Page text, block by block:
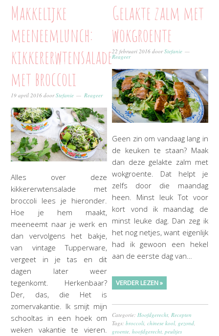
Makkelijke
meeneemlunch:
kikkererwtensalade
met broccoli
19 april 2016 doorStefanie Reageer
Alles over deze
kikkererwtensalade met
broccoli lees je hieronder.
Hoe je hem maakt,
meeneemt naar je werk en
dan vervolgens het bakje,
van vintage Tupperware,
vergeet in je tas en dit
dagen later weer
tegenkomt. Herkenbaar?
Der, das, die Het is
zomervakantie. Ik smijt mijn
schooltas in een hoek om
weken vakantie te vieren.
Gelakte zalm met
wokgroente
22 februari 2016 doorStefanie
Reageer
Geen zin om vandaag lang in
de keuken te staan? Maak
dan deze gelakte zalm met
wokgroente. Dat helpt je
zelfs door die maandag
heen. Minst leuk Tot voor
kort vond ik maandag de
minst leuke dag. Dan zeg ik
het nog netjes, want eigenlijk
had ik gewoon een hekel
aan de eerste dag van…
VERDER LEZEN »
Categorie:Hoofdgerecht,Recepten
Tags:broccoli,chinese kool, gezond,
groente,hoofdgerecht,peultjes